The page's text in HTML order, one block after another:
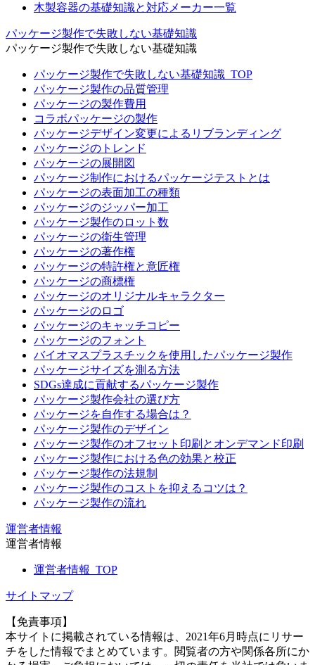
木製容器の基礎知識と対応メーカー一覧
パッケージ製作で失敗しない基礎知識
パッケージ製作で失敗しない基礎知識
パッケージ製作で失敗しない基礎知識_TOP
パッケージ製作の品質管理
パッケージの製作費用
コラボパッケージの製作
パッケージデザイン変更によるリブランディング
パッケージのトレンド
パッケージの展開図
パッケージ制作におけるパッケージテストとは
パッケージの表面加工の種類
パッケージのジッパー加工
パッケージ製作のロット数
パッケージの衛生管理
パッケージの著作権
パッケージの特許権と意匠権
パッケージの商標権
パッケージのオリジナルキャラクター
パッケージのロゴ
パッケージのキャッチコピー
パッケージのフォント
バイオマスプラスチックを使用したパッケージ製作
パッケージサイズを測る方法
SDGs達成に貢献するパッケージ製作
パッケージ製作会社の選び方
パッケージを自作する場合は？
パッケージ製作のデザイン
パッケージ製作のオフセット印刷とオンデマンド印刷
パッケージ製作における色の効果と校正
パッケージ製作の法規制
パッケージ製作のコストを抑えるコツは？
パッケージ製作の流れ
運営者情報
運営者情報
運営者情報_TOP
サイトマップ
【免責事項】
本サイトに掲載されている情報は、2021年6月時点にリサー
チをした情報でまとめています。閲覧者の方や関係各所にか